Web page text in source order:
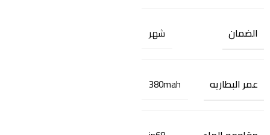
الضمان شهر
عمر البطاريه 380mah